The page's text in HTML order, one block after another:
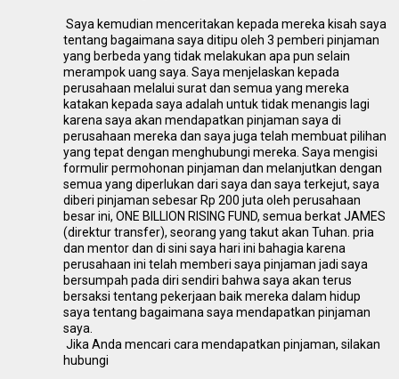
Saya kemudian menceritakan kepada mereka kisah saya
tentang bagaimana saya ditipu oleh 3 pemberi pinjaman
yang berbeda yang tidak melakukan apa pun selain
merampok uang saya. Saya menjelaskan kepada
perusahaan melalui surat dan semua yang mereka
katakan kepada saya adalah untuk tidak menangis lagi
karena saya akan mendapatkan pinjaman saya di
perusahaan mereka dan saya juga telah membuat pilihan
yang tepat dengan menghubungi mereka. Saya mengisi
formulir permohonan pinjaman dan melanjutkan dengan
semua yang diperlukan dari saya dan saya terkejut, saya
diberi pinjaman sebesar Rp 200 juta oleh perusahaan
besar ini, ONE BILLION RISING FUND, semua berkat JAMES
(direktur transfer), seorang yang takut akan Tuhan. pria
dan mentor dan di sini saya hari ini bahagia karena
perusahaan ini telah memberi saya pinjaman jadi saya
bersumpah pada diri sendiri bahwa saya akan terus
bersaksi tentang pekerjaan baik mereka dalam hidup
saya tentang bagaimana saya mendapatkan pinjaman
saya.
Jika Anda mencari cara mendapatkan pinjaman, silakan
hubungi